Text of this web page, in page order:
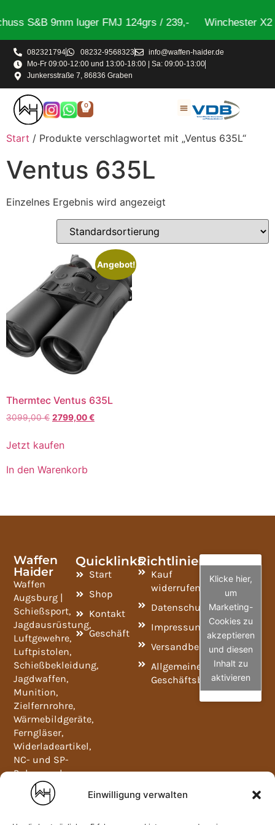
Einwilligung verwalten
S&B 9mm luger FMJ 124grs / 239,- Winchester X2
082321794 08232-9568323
info@waffen-haider.de
Mo-Fr 09:00-12:00 und 13:00-18:00 | Sa: 09:00-13:00
Junkersstraße 7, 86836 Graben
0
Start / Produkte verschlagwortet mit „Ventus 635L“
Ventus 635L
Einzelnes Ergebnis wird angezeigt
Angebot!
Thermtec Ventus 635L
3099,00€ 2799,00€
Jetzt kaufen
In den Warenkorb
Waffen
Haider
Waffen
Augsburg |
Schießsport,
Jagdausrüstung,
Luftgewehre,
Luftpistolen,
Schießbekleidung,
Jagdwaffen,
Munition,
Zielfernrohre,
Wärmebildgeräte,
Ferngläser,
Widerladeartikel,
NC- und SP-
Pulver und
Waffenschränke.
Mo-Fr
Quicklinks
Start
Shop
Kontakt
Geschäft
Richtlinien
Kauf
widerrufen
Datenschutzrichtlinie
Impressum
Versandbedingungen
Allgemeine
Geschäftsbedingungen
Klicke hier,
um
Marketing-
Cookies zu
akzeptieren
und diesen
Inhalt zu
aktivieren